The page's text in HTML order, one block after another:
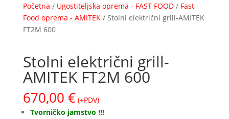
Početna / Ugostiteljska oprema - FAST FOOD/ Fast
Food oprema - AMITEK/ Stolni električni grill-AMITEK
FT2M 600
Stolni električni grill-
AMITEK FT2M 600
670,00 € (+PDV)
Tvorničko jamstvo !!!